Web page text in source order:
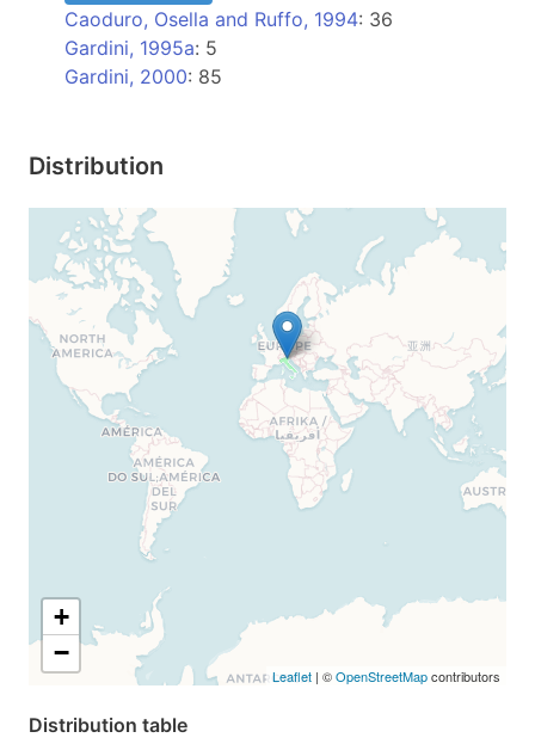
Caoduro, Osella and Ruffo, 1994: 36
Gardini, 1995a: 5
Gardini, 2000: 85
Distribution
+
−
Leaflet | ©OpenStreetMapcontributors
Distribution table